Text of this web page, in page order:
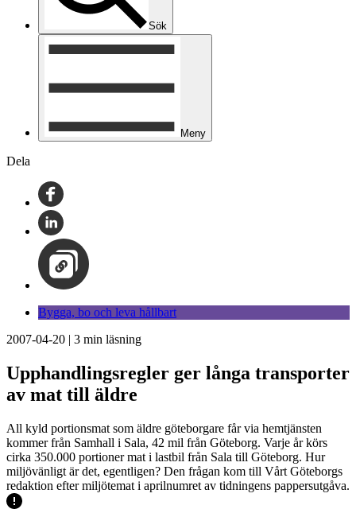
Sök
Meny
Dela
Bygga, bo och leva hållbart
2007-04-20 | 3 min läsning
Upphandlingsregler ger långa transporter
av mat till äldre
All kyld portionsmat som äldre göteborgare får via hemtjänsten
kommer från Samhall i Sala, 42 mil från Göteborg. Varje år körs
cirka 350.000 portioner mat i lastbil från Sala till Göteborg. Hur
miljövänligt är det, egentligen? Den frågan kom till Vårt Göteborgs
redaktion efter miljötemat i aprilnumret av tidningens pappersutgåva.